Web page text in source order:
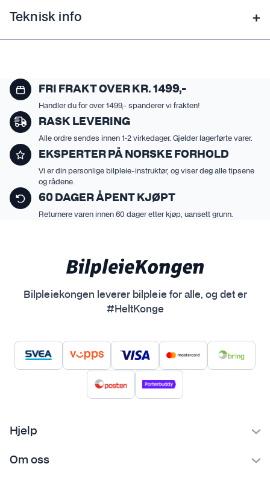
Teknisk info
FRI FRAKT OVER KR. 1499,-
Handler du for over 1499,- spanderer vi frakten!
RASK LEVERING
Alle ordre sendes innen 1-2 virkedager. Gjelder lagerførte varer.
EKSPERTER PÅ NORSKE FORHOLD
Vi er din personlige bilpleie-instruktør, og viser deg alle tipsene
og rådene.
60 DAGER ÅPENT KJØPT
Returnere varen innen 60 dager etter kjøp, uansett grunn.
Bilpleiekongen leverer bilpleie for alle, og det er
#HeltKonge
Hjelp
Ofte stilte spørsmål
Om oss